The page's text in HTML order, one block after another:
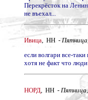
Перекрёсток на
не въехал...
Ивица, НН -
если волгари все-
хотя не факт что
НОРД , НН -